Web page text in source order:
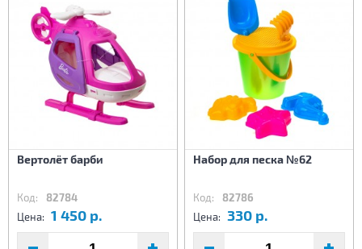
Вертолёт барби
Код: 82784
Цена: 1 450 р.
Набор для песка №62
Код: 82786
Цена: 330 р.